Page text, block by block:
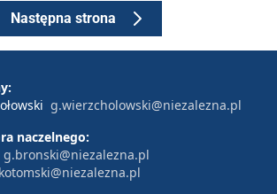
Następna strona
g.wierzcholowski@niezalezna.pl
naczelnego:
g.bronski@niezalezna.pl